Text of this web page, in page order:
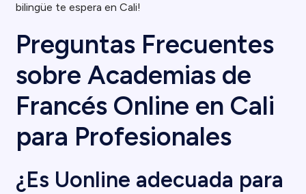
bilingüe te espera en Cali!
Preguntas Frecuentes
sobre Academias de
Francés Online en Cali
para Profesionales
¿Es Uonline adecuada para